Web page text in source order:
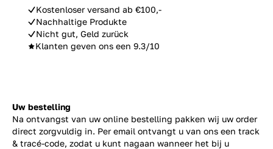
Kostenloser versand ab €100,-
Nachhaltige Produkte
Nicht gut, Geld zurück
Klanten geven ons een 9.3/10
Uw bestelling
Na ontvangst van uw online bestelling pakken wij uw order
direct zorgvuldig in. Per email ontvangt u van ons een track
& tracé-code, zodat u kunt nagaan wanneer het bij u